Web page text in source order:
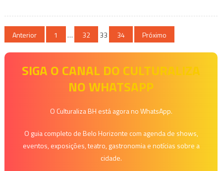
Paginação
de
posts
Anterior 1 … 32 33 34 Próximo
SIGA O CANAL DO CULTURALIZA
NO WHATSAPP
O Culturaliza BH está agora no WhatsApp.
O guia completo de Belo Horizonte com agenda de shows,
eventos, exposições, teatro, gastronomia e notícias sobre a
cidade.